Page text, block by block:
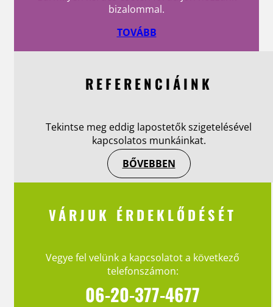
bizalommal.
TOVÁBB
REFERENCIÁINK
Tekintse meg eddig lapostetők szigetelésével
kapcsolatos munkáinkat.
BŐVEBBEN
VÁRJUK ÉRDEKLŐDÉSÉT
Vegye fel velünk a kapcsolatot a következő
telefonszámon:
06-20-377-4677